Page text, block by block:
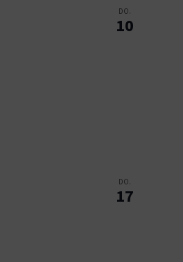
DO.
10
DO.
17